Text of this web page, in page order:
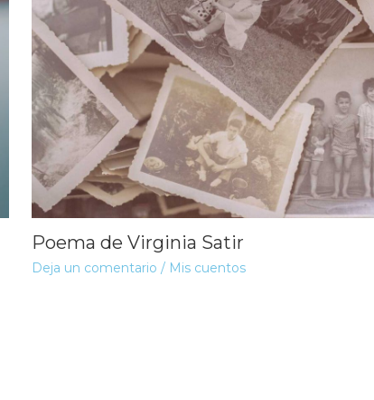
Poema de Virginia Satir
Deja un comentario / Mis cuentos